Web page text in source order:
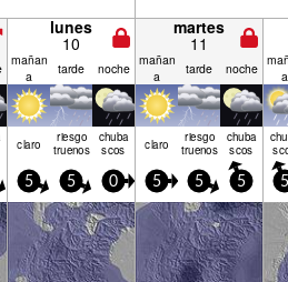
lunes
10
martes
11
mañan
a
tarde noche mañan
a
tarde noche
a
claro riesgo
truenos
chuba
scos claro riesgo
truenos
chuba
scos
5 5 0 5 5 5 5